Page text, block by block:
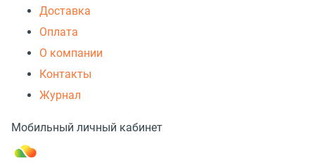
Доставка
Оплата
О компании
Контакты
Журнал
Мобильный личный кабинет